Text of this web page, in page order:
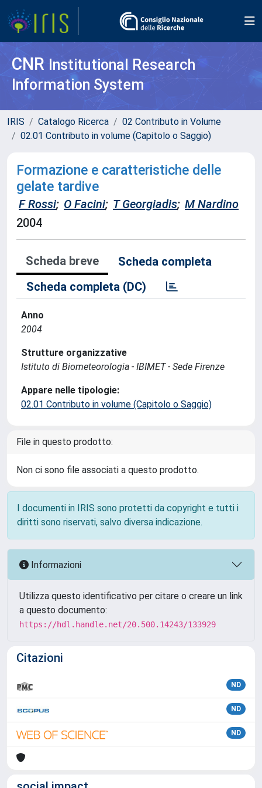
CNR Institutional Research
Information System
IRIS Catalogo Ricerca
02 Contributo in Volume
02.01 Contributo in volume (Capitolo o Saggio)
Formazione e caratteristiche delle
gelate tardive
F Rossi; O Facini; T Georgiadis; M Nardino
2004
Scheda breve
Scheda completa
Scheda completa (DC)
Anno
2004
Strutture organizzative
Istituto di Biometeorologia - IBIMET - Sede Firenze
Appare nelle tipologie:
02.01 Contributo in volume (Capitolo o Saggio)
File in questo prodotto:
Non ci sono file associati a questo prodotto.
I documenti in IRIS sono protetti da copyright e tutti i
diritti sono riservati, salvo diversa indicazione.
Informazioni
Utilizza questo identificativo per citare o creare un link
a questo documento:
https://hdl.handle.net/20.500.14243/133929
Citazioni
ND
ND
ND